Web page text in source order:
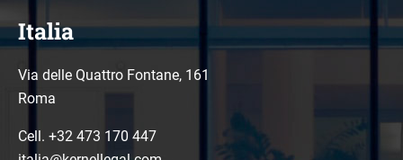
Italia
Via delle Quattro Fontane, 161
Roma
Cell. +32 473 170 447